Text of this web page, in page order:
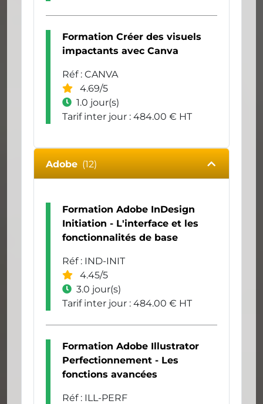
Formation Créer des visuels
impactants avec Canva
Réf : CANVA
4.69/5
1.0 jour(s)
Tarif inter jour : 484.00 € HT
Adobe (12)
Formation Adobe InDesign
Initiation - L'interface et les
fonctionnalités de base
Réf : IND-INIT
4.45/5
3.0 jour(s)
Tarif inter jour : 484.00 € HT
Formation Adobe Illustrator
Perfectionnement - Les
fonctions avancées
Réf : ILL-PERF